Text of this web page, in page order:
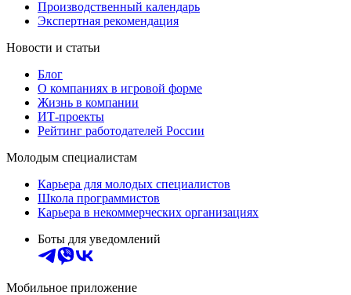
Производственный календарь
Экспертная рекомендация
Новости и статьи
Блог
О компаниях в игровой форме
Жизнь в компании
ИТ-проекты
Рейтинг работодателей России
Молодым специалистам
Карьера для молодых специалистов
Школа программистов
Карьера в некоммерческих организациях
Боты для уведомлений
Мобильное приложение